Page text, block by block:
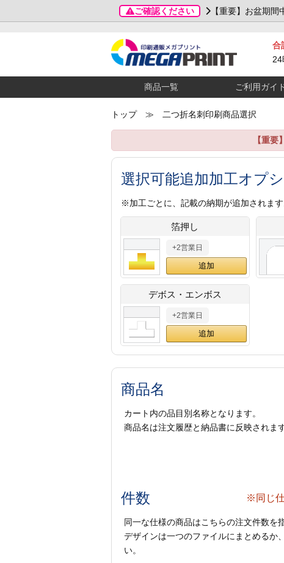
ご確認ください 【重要】お盆期
合
商品一覧 ご利用ガイ
トップ≫ 二つ折名刺印刷商品選択
【重
選択可能追加加工オプ
※加工ごとに、記載の納期が追加されます
箔押し
+2営業日
デボス・エンボス
+2営業日
商品名
カート内の品目別名称となります。
商品名は注文履歴と納品書に反映されます
件数 ※同じ
同一な仕様の商品はこちらの注文件数を
デザインは一つのファイルにまとめるか
い。